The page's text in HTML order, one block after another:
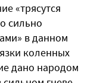
«трясутся
сильно
в данном
коленных
дано народом